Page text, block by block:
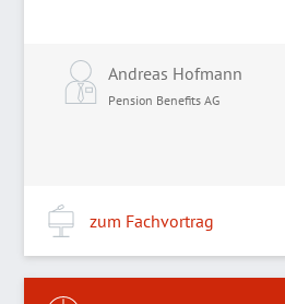
Andreas Hofmann
Pension Benefits AG
zum Fachvortrag